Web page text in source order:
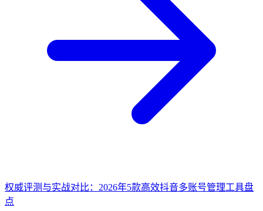
权威评测与实战对比：2026年5款高效抖音多账号管理工具盘
点